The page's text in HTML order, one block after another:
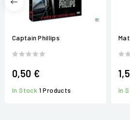
Captain Phillips
0,50 €
In Stock 1 Products In